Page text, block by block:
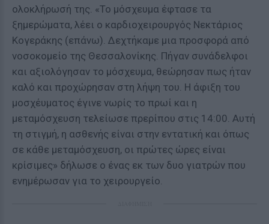
ολοκλήρωσή της. «Το μόσχευμα έφτασε τα
ξημερώματα, λέει ο καρδιοχειρουργός Νεκτάριος
Κογεράκης (επάνω). Δεχτήκαμε μια προσφορά από
νοσοκομείο της Θεσσαλονίκης. Πήγαν συνάδελφοι
και αξιολόγησαν το μόσχευμα, θεώρησαν πως ήταν
καλό και προχώρησαν στη λήψη του. Η άφιξη του
μοσχέυματος έγινε νωρίς το πρωί και η
μεταμόσχευση τελείωσε πρερίπου στις 14:00. Αυτή
τη στιγμή, η ασθενής είναι στην εντατική και όπως
σε κάθε μεταμόσχευση, οι πρώτες ώρες είναι
κρίσιμες» δήλωσε ο ένας εκ των δυο γιατρών που
ενημέρωσαν για το χειρουργείο.